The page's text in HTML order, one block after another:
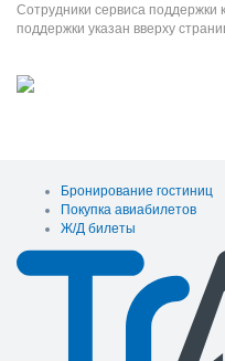
Сотрудники сервиса
поддержки указан вверху
Бронирование гостиниц
Покупка авиабилетов
Ж/Д билеты